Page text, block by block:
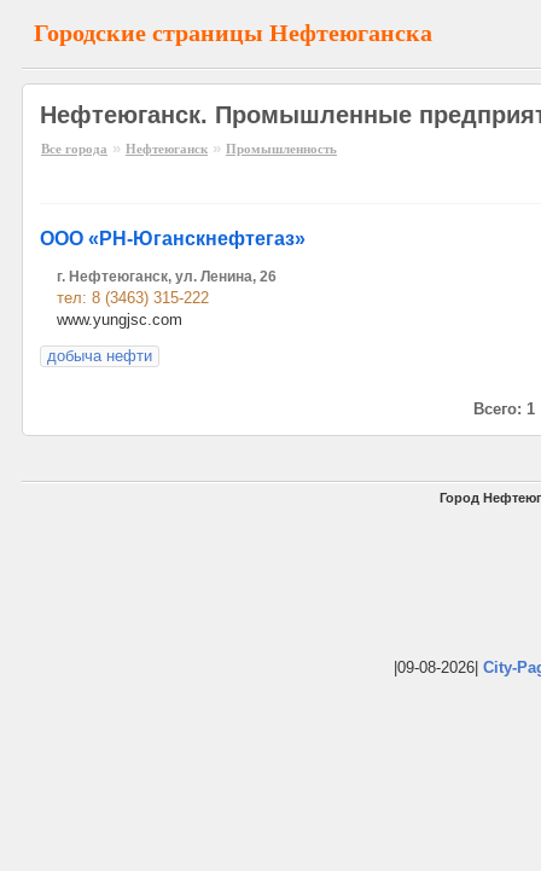
Городские страницы Нефтеюганска
Нефтеюганск. Промышленные
Все города » Нефтеюганск » Промышленность
ООО «РН-Юганскнефтегаз»
г. Нефтеюганск, ул. Ленина, 26
тел: 8 (3463) 315-222
www.yungjsc.com
добыча нефти
Всего: 1
Город
|09-08-2026| City-